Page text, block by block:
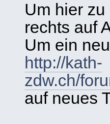
Um hier
rechts auf
Um ein
http://kath-
zdw.ch/
auf neues